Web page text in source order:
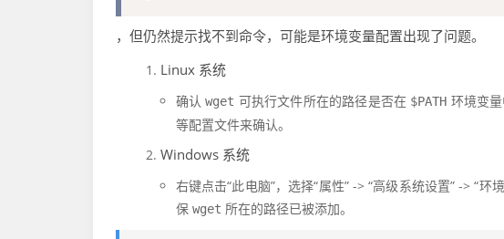
，但仍然提示找不到命令，可能是环境变量配置出现了问题。
Linux 系统
确认wget 可执行文件所在的路径是否在 $PATH 环境变
等配置文件来确认。
Windows 系统
右键点击“此电脑”，选择“属性” -> “高级系统设置” -> “环
保 wget 所在的路径已被添加。